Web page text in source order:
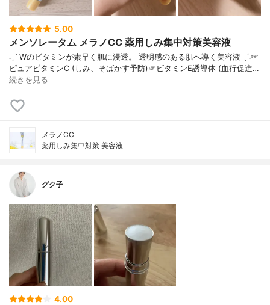
5.00
メンソレータム メラノCC 薬用しみ集中対策美容液
˗ˏˋ Wのビタミンが素早く肌に浸透。 透明感のある肌へ導く美容液 ˎˊ˗☞
ピュアビタミンC (しみ、そばかす予防)☞ビタミンE誘導体 (血行促進…
続きを見る
メラノCC
薬用しみ集中対策 美容液
グク子
4.00